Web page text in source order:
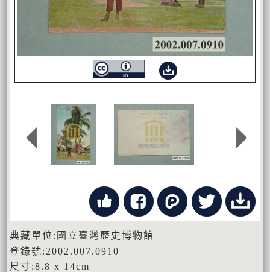
典藏單位:國立臺灣歷史博物館
登錄號:2002.007.0910
尺寸:8.8 x 14cm